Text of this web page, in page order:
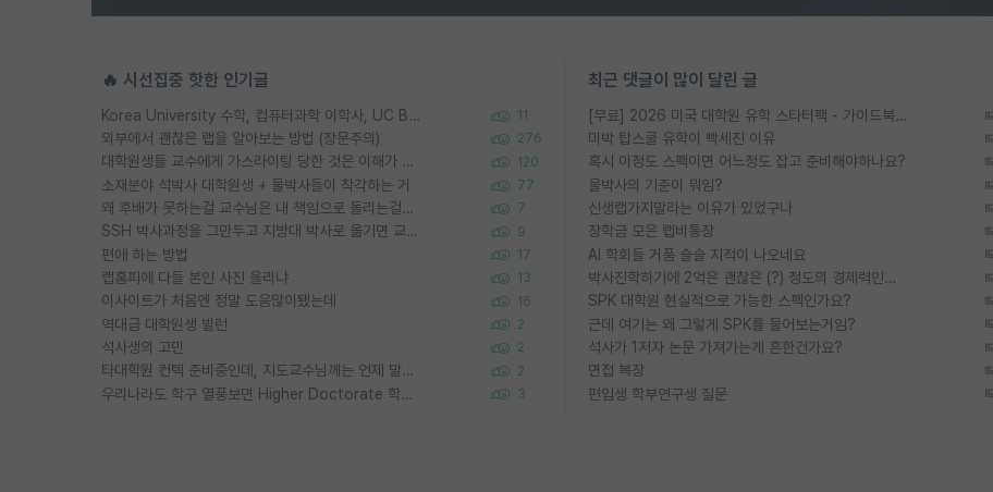
🔥 시선집중 핫한 인기글
Korea University 수학, 컴퓨터과학 이학사, UC Berkeley 산업공학 대학원 공학박사가 되는 것은 쉽지 않겠죠? 11
외부에서 괜찮은 랩을 알아보는 방법 (장문주의) 276
대학원생들 교수에게 가스라이팅 당한 것은 이해가 갑니다. 안타깝네요. 120
소재분야 석박사 대학원생 + 물박사들이 착각하는 거 77
왜 후배가 못하는걸 교수님은 내 책임으로 돌리는걸까요? 7
SSH 박사과정을 그만두고 지방대 박사로 옮기면 교수의 꿈은 끝일까요? 9
편애 하는 방법 17
랩홈피에 다들 본인 사진 올리냐 13
이사이트가 처음엔 정말 도움많이됐는데 16
역대급 대학원생 빌런 2
석사생의 고민 2
타대학원 컨텍 준비중인데, 지도교수님께는 언제 말씀드려야 할까요? 2
우리나라도 학구 열풍보면 Higher Doctorate 학위가 필요하다고 봅니다. 3
최근 댓글이 많이 달린 글
[무료] 2026 미국 대학원 유학 스타터팩 - 가이드북 & 합격자 컨택메일 템플릿
미박 탑스쿨 유학이 빡세진 이유
혹시 이정도 스펙이면 어느정도 잡고 준비해야하나요?
물박사의 기준이 뭐임?
신생랩가지말라는 이유가 있었구나
장학금 모은 랩비통장
AI 학회들 거품 슬슬 지적이 나오네요
박사진학하기에 2억은 괜찮은 (?) 정도의 경제력인가요
SPK 대학원 현실적으로 가능한 스펙인가요?
근데 여기는 왜 그렇게 SPK를 물어보는거임?
석사가 1저자 논문 가져가는게 흔한건가요?
면접 복장
편입생 학부연구생 질문